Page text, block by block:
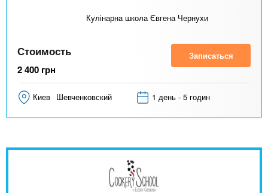
Кулінарна школа Євгена Чернухи
Стоимость
2 400 грн
Записаться
Киев Шевченковский 1 день - 5 годин